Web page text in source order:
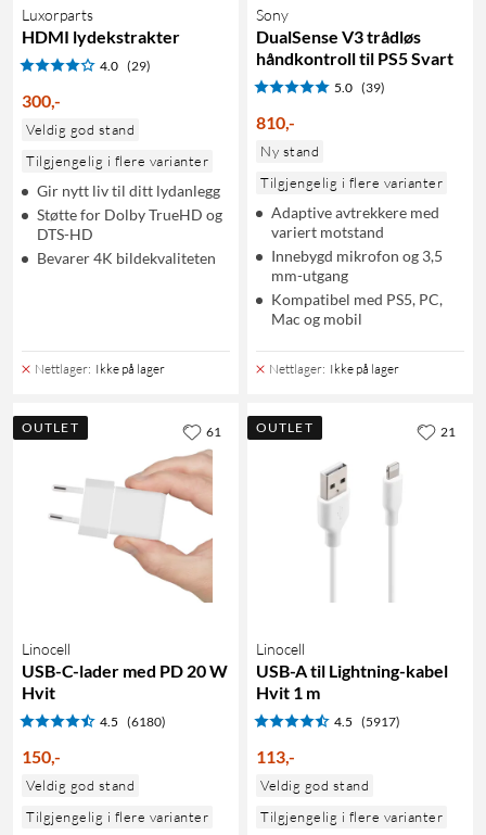
Luxorparts
HDMI lydekstrakter
4.0 (29)
300,-
Veldig god stand
Tilgjengelig i flere varianter
Gir nytt liv til ditt lydanlegg
Støtte for Dolby TrueHD og
DTS-HD
Bevarer 4K bildekvaliteten
Nettlager: Ikke på lager
Sony
DualSense V3 trådløs
håndkontroll til PS5 Svart
5.0 (39)
810,-
Ny stand
Tilgjengelig i flere varianter
Adaptive avtrekkere med
variert motstand
Innebygd mikrofon og 3,5
mm-utgang
Kompatibel med PS5, PC,
Mac og mobil
Nettlager: Ikke på lager
OUTLET
Linocell
USB-C-lader med PD 20 W
Hvit
4.5 (6180)
150,-
Veldig god stand
Tilgjengelig i flere varianter
61 OUTLET
Linocell
USB-A til Lightning-kabel
Hvit 1 m
4.5 (5917)
113,-
Veldig god stand
Tilgjengelig i flere varianter
21